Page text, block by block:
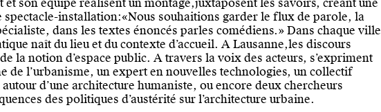
et son équipe réalisent un montage,juxtaposent les savoirs, créant une
spectacle-installation:«Nous souhaitions garder le flux de parole, la
dans les textes énoncés parles comédiens.» Dans chaque ville
naît du lieu et du contexte d’accueil. A Lausanne,les discours
la notion d’espace public. A travers la voix des acteurs, s’expriment
de l’urbanisme, un expert en nouvelles technologies, un collectif
d’une architecture humaniste, ou encore deux chercheurs
des politiques d’austérité sur l’architecture urbaine.